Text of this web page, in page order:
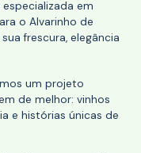
em
o Alvarinho de
frescura, elegância
um projeto
de melhor: vinhos
e histórias únicas de